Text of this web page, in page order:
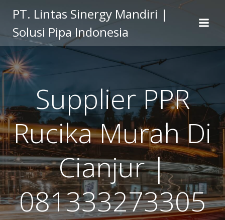
to
content
PT. Lintas Sinergy Mandiri |
Solusi Pipa Indonesia
Supplier PPR
Rucika Murah Di
Cianjur |
081333273305